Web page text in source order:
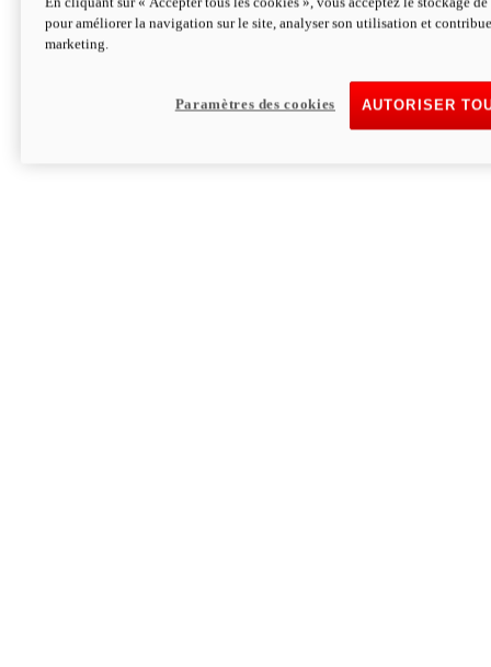
Hypermotard V2 SP 100
Découvrez-le
pour améliorer la navigation sur le site, analyser son utilisation et
marketing.
AUTORISER
Paramètres des cookies